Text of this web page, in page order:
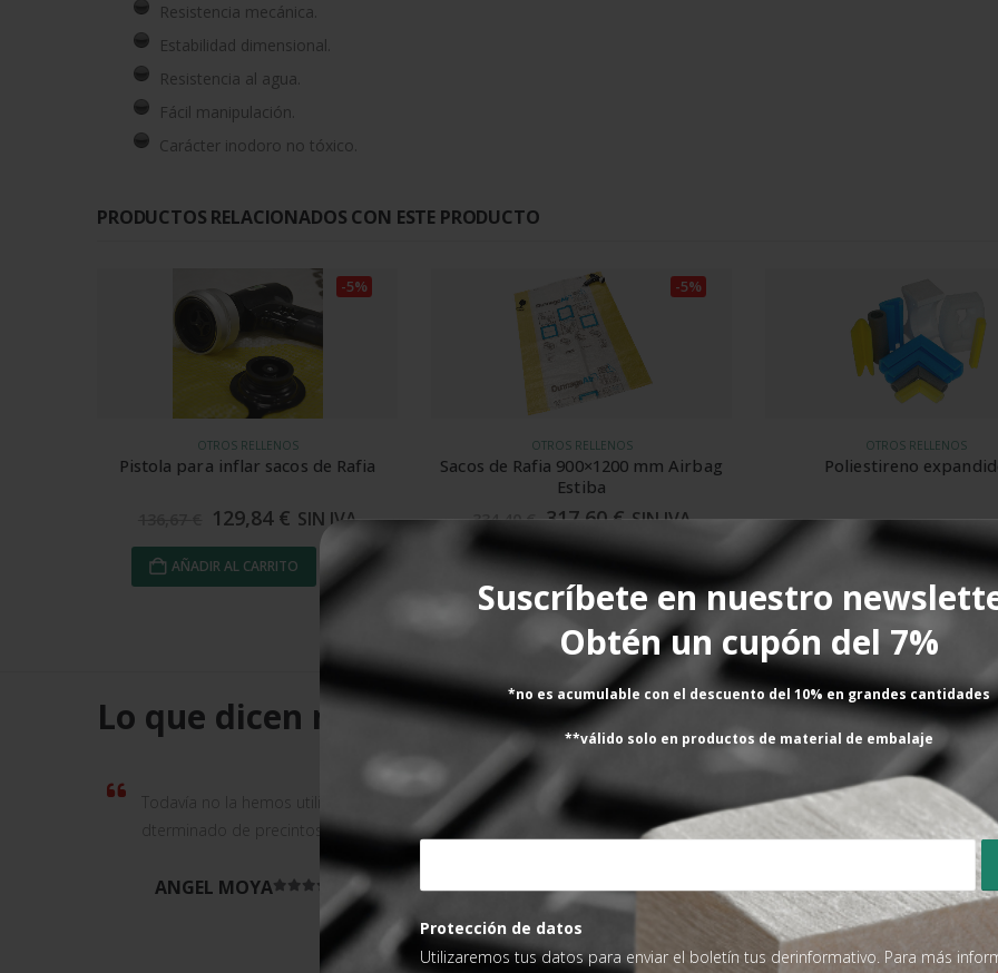
Suscríbete en nuestro
Obtén un cupón del 7%
*no es acumulable con el descuento del 10% en grandes cantidades
**válido solo en productos de material de embalaje
Protección de datos
Utilizaremos tus datos para enviar el boletín tus derinformativo. Para más
Resistencia mecánica.
Estabilidad dimensional.
Resistencia al agua.
Fácil manipulación.
Carácter inodoro no tóxico.
PRODUCTOS RELACIONADOS CON ESTE PRODUCTO
OTROS RELLENOS
Pistola para inflar sacos de Rafia
129,84 € SIN IVA
-5%
AÑADIR AL CARRITO
OTROS RELLENOS
Sacos de Rafia 900×1200 mm Airbag
Estiba
334,40€ 317,60 € SIN IVA
-5%
AÑADIR AL CARRITO
OTROS RELLENOS
Poliestireno
SOLICITAR PRESUPUESTO
Lo que dicen nuestros clientes
Todavía no la hemos utilizado. Nos la han enviado sin coste al comprar un nº
dterminado de precintos.
ANGEL MOYA
Valorado en
Ha cumplido nuestras
comprábamos hasta
ANGEL MOYA